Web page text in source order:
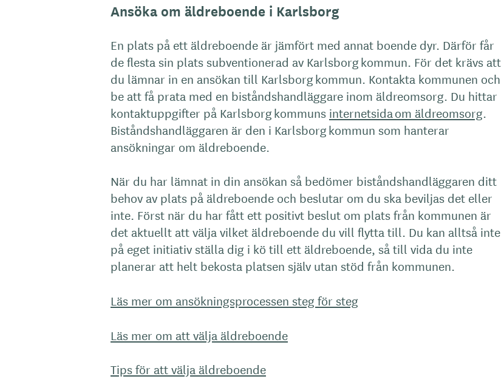
Ansöka om äldreboende i Karlsborg
En plats på ett äldreboende är jämfört med annat boende dyr. Därför får
de flesta sin plats subventionerad av Karlsborg kommun. För det krävs att
du lämnar in en ansökan till Karlsborg kommun. Kontakta kommunen och
be att få prata med en biståndshandläggare inom äldreomsorg. Du hittar
kontaktuppgifter på Karlsborg kommuns internetsida om äldreomsorg.
Biståndshandläggaren är den i Karlsborg kommun som hanterar
ansökningar om äldreboende.
När du har lämnat in din ansökan så bedömer biståndshandläggaren ditt
behov av plats på äldreboende och beslutar om du ska beviljas det eller
inte. Först när du har fått ett positivt beslut om plats från kommunen är
det aktuellt att välja vilket äldreboende du vill flytta till. Du kan alltså inte
på eget initiativ ställa dig i kö till ett äldreboende, så till vida du inte
planerar att helt bekosta platsen själv utan stöd från kommunen.
Läs mer om ansökningsprocessen steg för steg
Läs mer om att välja äldreboende
Tips för att välja äldreboende